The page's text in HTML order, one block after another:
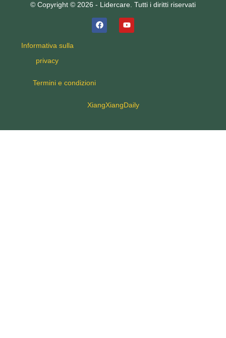
© Copyright © 2026 - Lidercare. Tutti i diritti riservati
Informativa sulla
privacy
Termini e condizioni
XiangXiangDaily